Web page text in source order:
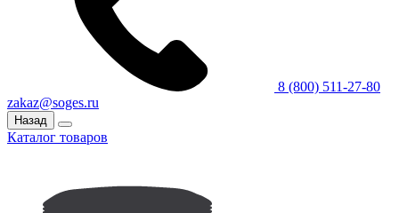
8 (800) 511-27-80
zakaz@soges.ru
Назад
Каталог товаров